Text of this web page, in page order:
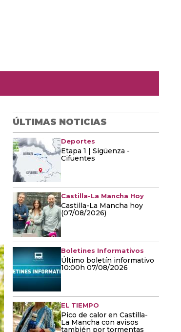
ÚLTIMAS NOTICIAS
Deportes
Etapa 1 | Sigüenza -
Cifuentes
Castilla-La Mancha Hoy
Castilla-La Mancha hoy
(07/08/2026)
Boletines Informativos
Último boletín informativo
10:00h 07/08/2026
EL TIEMPO
Pico de calor en Castilla-
La Mancha con avisos
también por tormentas